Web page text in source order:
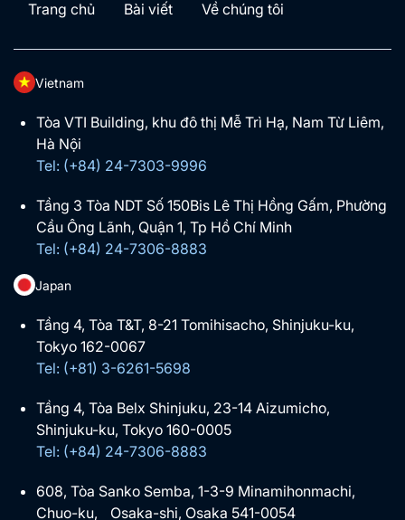
Trang chủ Bài viết Về chúng tôi
Vietnam
Tòa VTI Building, khu đô thị Mễ Trì Hạ, Nam Từ Liêm,
Hà Nội
Tel: (+84) 24-7303-9996
Tầng 3 Tòa NDT Số 150Bis Lê Thị Hồng Gấm, Phường
Cầu Ông Lãnh, Quận 1, Tp Hồ Chí Minh
Tel: (+84) 24-7306-8883
Japan
Tầng 4, Tòa T&T, 8-21 Tomihisacho, Shinjuku-ku,
Tokyo 162-0067
Tel: (+81) 3-6261-5698
Tầng 4, Tòa Belx Shinjuku, 23-14 Aizumicho,
Shinjuku-ku, Tokyo 160-0005
Tel: (+84) 24-7306-8883
608, Tòa Sanko Semba, 1-3-9 Minamihonmachi,
Chuo-ku, Osaka-shi, Osaka 541-0054